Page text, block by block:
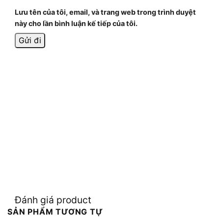
Lưu tên của tôi, email, và trang web trong trình duyệt
này cho lần bình luận kế tiếp của tôi.
Đánh giá product
SẢN PHẨM TƯƠNG TỰ